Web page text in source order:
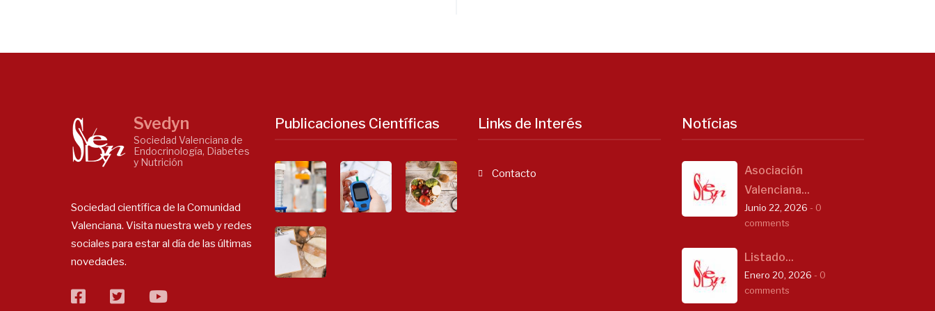
Svedyn
Sociedad Valenciana de
Endocrinología, Diabetes
y Nutrición
Sociedad científica de la Comunidad
Valenciana. Visita nuestra web y redes
sociales para estar al día de las últimas
novedades.
facebooktwitterflickr
Publicaciones Científicas Links de Interés
Contacto
Notícias
Asociación
Valenciana...
Junio 22, 2026 - 0
comments
Listado...
Enero 20, 2026 - 0
comments